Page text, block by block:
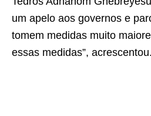
um apelo aos governos e
tomem medidas muito
essas medidas”, acrescentou.